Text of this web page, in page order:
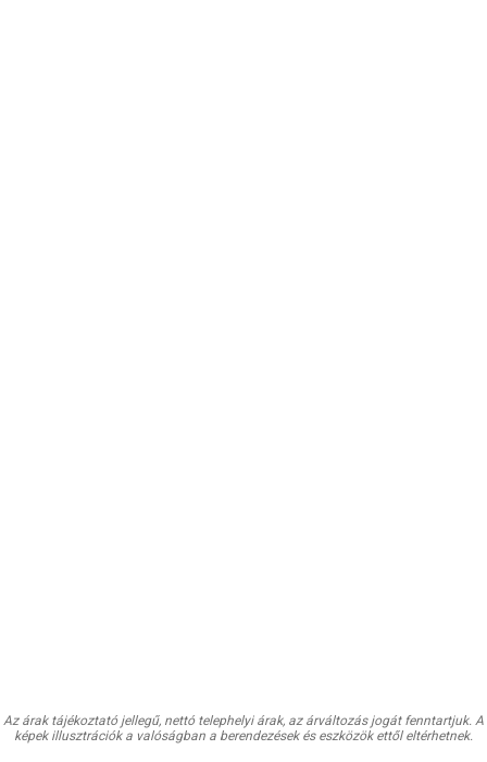
Az árak tájékoztató jellegű, nettó telephelyi árak, az árváltozás jogát fenntartjuk. A
képek illusztrációk a valóságban a berendezések és eszközök ettől eltérhetnek.